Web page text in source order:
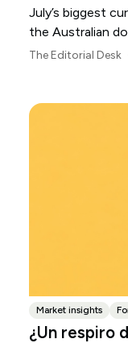
July’s biggest
the Australian
Japanese yen
The Editorial Desk
Market insights
¿Un respiro